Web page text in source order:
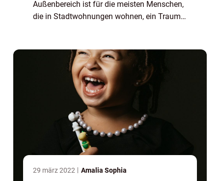
Außenbereich ist für die meisten Menschen,
die in Stadtwohnungen wohnen, ein Traum
haben, schulde...
29 märz 2022 Amalia Sophia